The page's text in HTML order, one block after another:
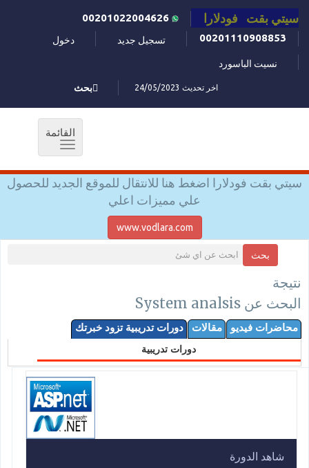
سيتي بقت فودلارا
00201110908853
تسجيل جديد دخول
نسيت الباسورد
اخر تحديث 24/05/2023 بحث
القائمة
Toggle
سيتي بقت فودلارا اضغط هنا للانتقال للموقع الجديد للحصول
علي مميزات اعلي
www.vodlara.com
بحث
نتيجة
البحث عن System analsis
محاضرات فيديو مقالات دورات تدريبية تزود خبرتك
دورات تدريبية
شاهد الدورة